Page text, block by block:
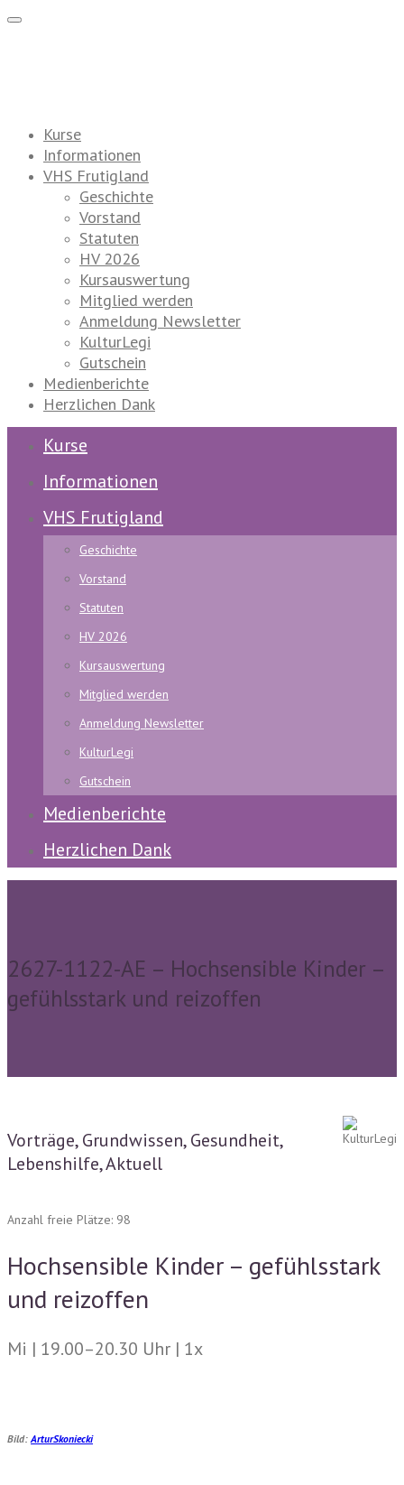
Kurse
Informationen
VHS Frutigland
Geschichte
Vorstand
Statuten
HV 2026
Kursauswertung
Mitglied werden
Anmeldung Newsletter
KulturLegi
Gutschein
Medienberichte
Herzlichen Dank
Kurse
Informationen
VHS Frutigland
Geschichte
Vorstand
Statuten
HV 2026
Kursauswertung
Mitglied werden
Anmeldung Newsletter
KulturLegi
Gutschein
Medienberichte
Herzlichen Dank
2627-1122-AE – Hochsensible Kinder –
gefühlsstark und reizoffen
Vorträge, Grundwissen, Gesundheit,
Lebenshilfe, Aktuell
Anzahl freie Plätze: 98
Hochsensible Kinder – gefühlsstark
und reizoffen
Mi | 19.00–20.30 Uhr | 1x
Bild: ArturSkoniecki